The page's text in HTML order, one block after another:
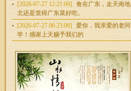
[2026-07-27 12:21:00]
食在广东，走天南地
北还是觉得广东菜好吃。
[2026-07-27 06:23:06]
爱你，我亲爱的老同
学！感谢上天赐予我们的